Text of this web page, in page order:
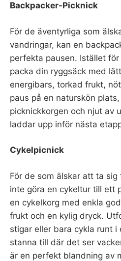
Backpacker-Picknick
För de äventyrliga som
vandringar, kan en
perfekta pausen. Istället
packa din ryggsäck med
energibars, torkad frukt,
paus på en naturskön
picknickkorgen och njut av
laddar upp inför nästa
Cykelpicnick
För de som älskar att ta
inte göra en cykeltur till ett
en cykelkorg med enkla
frukt och en kylig dryck.
stigar eller bara cykla runt i
stanna till där det ser
är en perfekt blandning av